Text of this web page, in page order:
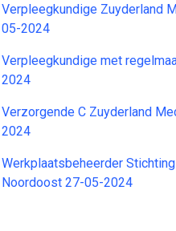
Verpleegkundige Zuyderland
05-2024
Verpleegkundige met
2024
Verzorgende C Zuyderland
2024
Werkplaatsbeheerder
Noordoost 27-05-2024